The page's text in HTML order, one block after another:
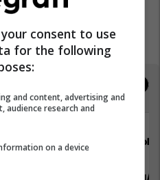
Real Estate
Real Estate
Teknolog/
consent to use
for the following
and content, advertising and
audience research and
on a device